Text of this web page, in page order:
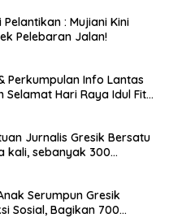
: Mujiani Kini
Pelebaran Jalan!
Perkumpulan Info Lantas
Selamat Hari Raya Idul Fitri
Jurnalis Gresik Bersatu
kali, sebanyak 300
Serumpun Gresik
Sosial, Bagikan 700